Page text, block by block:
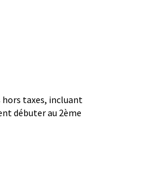
hors taxes, incluant
débuter au 2ème